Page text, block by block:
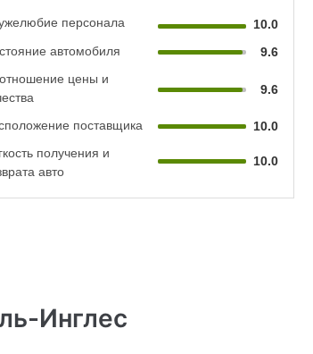
персонала
10.0
автомобиля
9.6
цены и
9.6
поставщика
10.0
получения и
авто
10.0
Инглес